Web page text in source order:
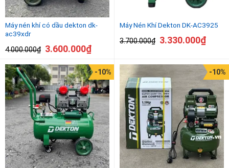
Máy nén khí có dầu dekton dk-
ac39xdr
4.000.000₫ 3.600.000₫
Máy Nén Khí Dekton DK-AC3925
3.700.000₫ 3.330.000₫
-10% -10%